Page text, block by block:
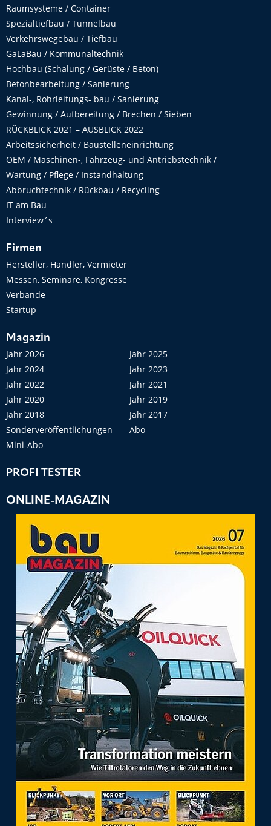
Raumsysteme / Container
Spezialtiefbau / Tunnelbau
Verkehrswegebau / Tiefbau
GaLaBau / Kommunaltechnik
Hochbau (Schalung / Gerüste / Beton)
Betonbearbeitung / Sanierung
Kanal-, Rohrleitungs- bau / Sanierung
Gewinnung / Aufbereitung / Brechen / Sieben
RÜCKBLICK 2021 – AUSBLICK 2022
Arbeitssicherheit / Baustelleneinrichtung
OEM / Maschinen-, Fahrzeug- und Antriebstechnik /
Wartung / Pflege / Instandhaltung
Abbruchtechnik / Rückbau / Recycling
IT am Bau
Interview´s
Firmen
Hersteller, Händler, Vermieter
Messen, Seminare, Kongresse
Verbände
Startup
Magazin
Jahr 2026
Jahr 2025
Jahr 2024
Jahr 2023
Jahr 2022
Jahr 2021
Jahr 2020
Jahr 2019
Jahr 2018
Jahr 2017
Sonderveröffentlichungen
Abo
Mini-Abo
PROFI TESTER
ONLINE-MAGAZIN